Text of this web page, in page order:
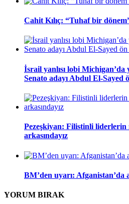
Cahit Kılıç: “Tuhaf bir
İsrail yanlısı lobi
Senato adayı Abdul El-Sayed
Pezeşkiyan: Filistinli liderlerin
arkasındayız
BM’den uyarı: Afganistan’da
YORUM BIRAK